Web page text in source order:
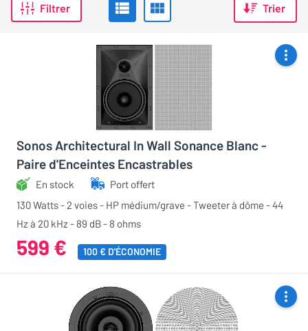
Filtrer Trier
Sonos Architectural In Wall Sonance Blanc -
Paire d'Enceintes Encastrables
En stock
Port offert
130 Watts - 2 voies - HP médium/grave - Tweeter à dôme - 44
Hz à 20 kHz - 89 dB - 8 ohms
599 € 100 € D'ÉCONOMIE